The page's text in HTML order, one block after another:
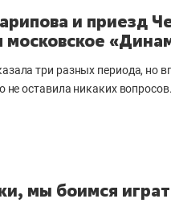
и приезд
московское
три разных периода, но
не оставила никаких вопросов.
мы боимся